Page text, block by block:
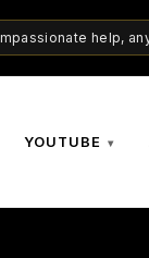
help,
YOUTUBE